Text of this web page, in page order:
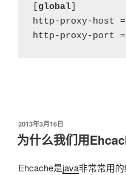
global
http-proxy-host =
http-proxy-port =
发
布
于
2013年3月16日
为什么我们用
Ehcache是java非常常用